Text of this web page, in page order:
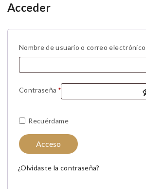
Acceder
Nombre de usuario o correo electrónico
Contraseña *Obligatorio
Recuérdame
Acceso
¿Olvidaste la contraseña?